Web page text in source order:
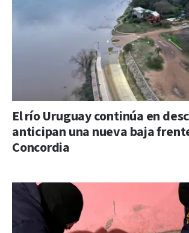
El río Uruguay continúa en
anticipan una nueva baja
Concordia